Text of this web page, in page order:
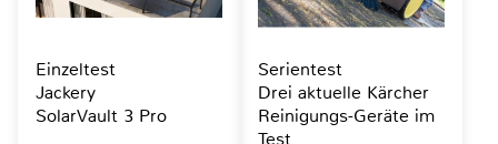
Einzeltest
Jackery
SolarVault 3 Pro
Serientest
Drei aktuelle Kärcher
Reinigungs-Geräte im
Test